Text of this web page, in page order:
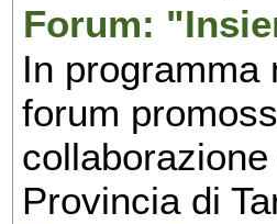
Forum:
In programma
forum
Provincia di